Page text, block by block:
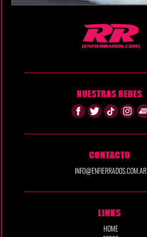
NUESTRAS REDES
CONTACTO
INFO@ENFIERRADOS.COM.AR
LINKS
HOME